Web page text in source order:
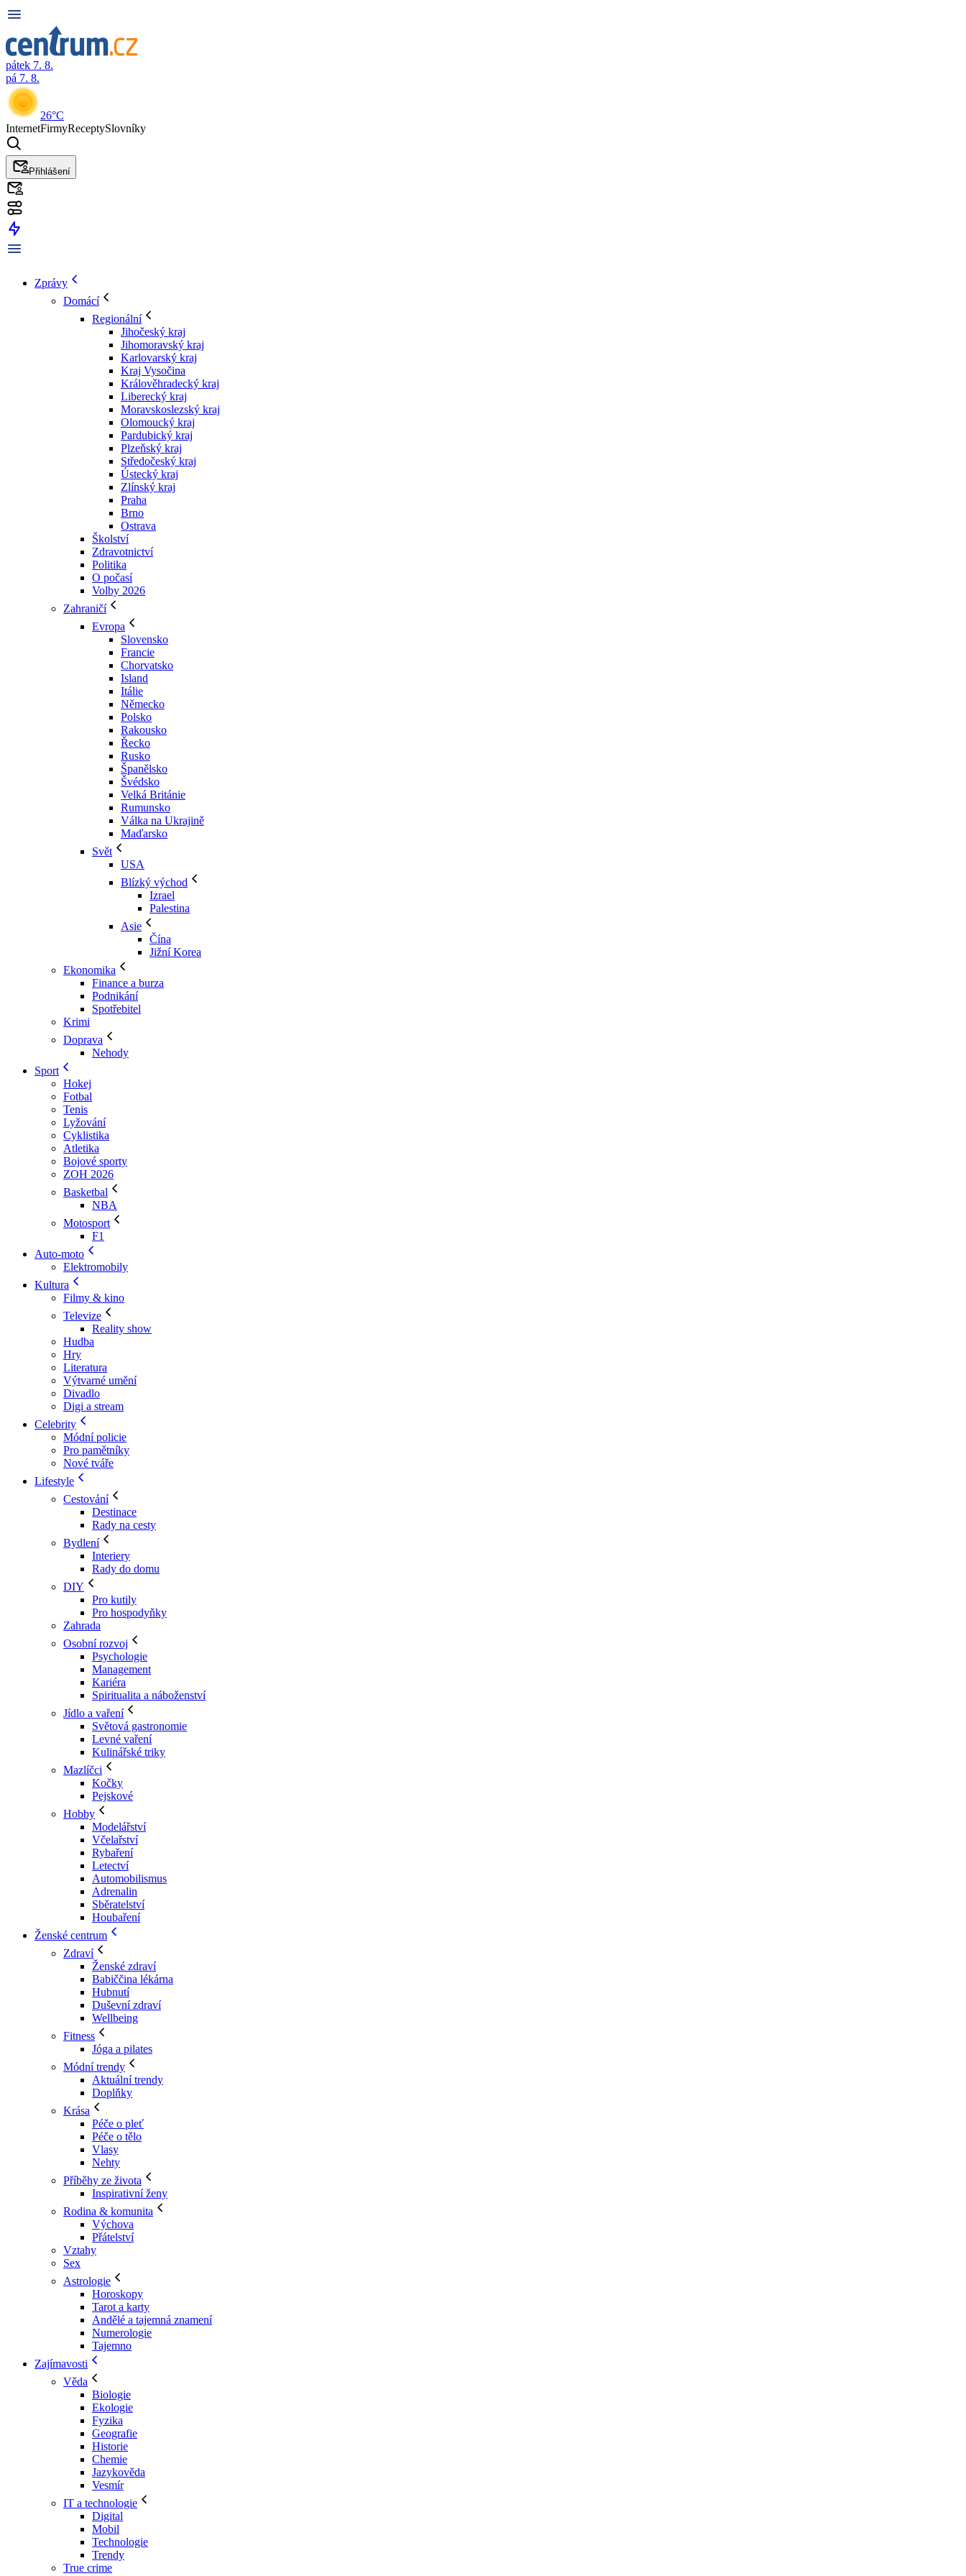
pátek 7. 8.
pá 7. 8.
26°C
InternetFirmyReceptySlovníky
Přihlášení
Zprávy
Domácí
Regionální
Jihočeský kraj
Jihomoravský kraj
Karlovarský kraj
Kraj Vysočina
Králověhradecký kraj
Liberecký kraj
Moravskoslezský kraj
Olomoucký kraj
Pardubický kraj
Plzeňský kraj
Středočeský kraj
Ústecký kraj
Zlínský kraj
Praha
Brno
Ostrava
Školství
Zdravotnictví
Politika
O počasí
Volby 2026
Zahraničí
Evropa
Slovensko
Francie
Chorvatsko
Island
Itálie
Německo
Polsko
Rakousko
Řecko
Rusko
Španělsko
Švédsko
Velká Británie
Rumunsko
Válka na Ukrajině
Maďarsko
Svět
USA
Blízký východ
Izrael
Palestina
Asie
Čína
Jižní Korea
Ekonomika
Finance a burza
Podnikání
Spotřebitel
Krimi
Doprava
Nehody
Sport
Hokej
Fotbal
Tenis
Lyžování
Cyklistika
Atletika
Bojové sporty
ZOH 2026
Basketbal
NBA
Motosport
F1
Auto-moto
Elektromobily
Kultura
Filmy & kino
Televize
Reality show
Hudba
Hry
Literatura
Výtvarné umění
Divadlo
Digi a stream
Celebrity
Módní policie
Pro pamětníky
Nové tváře
Lifestyle
Cestování
Destinace
Rady na cesty
Bydlení
Interiery
Rady do domu
DIY
Pro kutily
Pro hospodyňky
Zahrada
Osobní rozvoj
Psychologie
Management
Kariéra
Spiritualita a náboženství
Jídlo a vaření
Světová gastronomie
Levné vaření
Kulinářské triky
Mazlíčci
Kočky
Pejskové
Hobby
Modelářství
Včelařství
Rybaření
Letectví
Automobilismus
Adrenalin
Sběratelství
Houbaření
Ženské centrum
Zdraví
Ženské zdraví
Babiččina lékárna
Hubnutí
Duševní zdraví
Wellbeing
Fitness
Jóga a pilates
Módní trendy
Aktuální trendy
Doplňky
Krása
Péče o pleť
Péče o tělo
Vlasy
Nehty
Příběhy ze života
Inspirativní ženy
Rodina & komunita
Výchova
Přátelství
Vztahy
Sex
Astrologie
Horoskopy
Tarot a karty
Andělé a tajemná znamení
Numerologie
Tajemno
Zajímavosti
Věda
Biologie
Ekologie
Fyzika
Geografie
Historie
Chemie
Jazykověda
Vesmír
IT a technologie
Digital
Mobil
Technologie
Trendy
True crime